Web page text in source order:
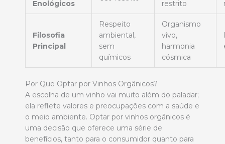
Enológicos
restrito
Filosofia
Principal
Respeito
ambiental,
sem
químicos
Organismo
vivo,
harmonia
cósmica
Por Que Optar por Vinhos Orgânicos?
A escolha de um vinho vai muito além do paladar;
ela reflete valores e preocupações com a saúde e
o meio ambiente. Optar por vinhos orgânicos é
uma decisão que oferece uma série de
benefícios, tanto para o consumidor quanto para